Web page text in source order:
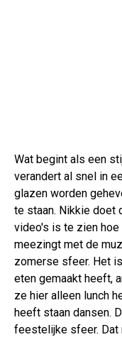
Wat begint als een
verandert al snel in
glazen worden
te staan. Nikkie doet
video's is te zien
meezingt met de
zomerse sfeer. Het
eten gemaakt heeft,
ze hier alleen lunch
heeft staan dansen.
feestelijke sfeer. Dat